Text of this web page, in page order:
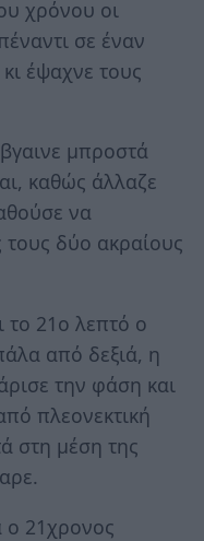
χρόνου οι
σε έναν
έψαχνε τους
μπροστά
καθώς άλλαζε
να
δύο ακραίους
το 21ο λεπτό ο
από δεξιά, η
την φάση και
πλεονεκτική
στη μέση της
ο 21χρονος